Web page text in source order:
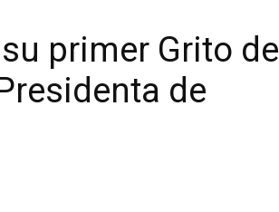
primer Grito de
de